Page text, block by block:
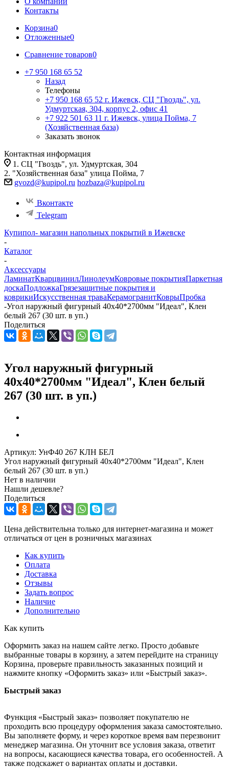
Контакты
Корзина0
Отложенные0
Сравнение товаров0
+7 950 168 65 52
Назад
Телефоны
+7 950 168 65 52 г. Ижевск, СЦ "Гвоздь", ул.
Удмуртская, 304, корпус 2, офис 41
+7 922 501 63 11 г. Ижевск, улица Пойма, 7
(Хозяйственная база)
Заказать звонок
Контактная информация
1. СЦ "Гвоздь", ул. Удмуртская, 304
2. "Хозяйственная база" улица Пойма, 7
gvozd@kupipol.ru hozbaza@kupipol.ru
Вконтакте
Telegram
Купипол- магазин напольных покрытий в Ижевске
-
Каталог
-
Аксессуары
ЛаминатКварцвинилЛинолеумКовровые покрытияПаркетная
доскаПодложкаГрязезащитные покрытия и
коврикиИскусственная траваКерамогранитКоврыПробка
-Угол наружный фигурный 40х40*2700мм "Идеал", Клен
белый 267 (30 шт. в уп.)
Поделиться
Угол наружный фигурный
40х40*2700мм "Идеал", Клен белый
267 (30 шт. в уп.)
Артикул: УнФ40 267 КЛН БЕЛ
Угол наружный фигурный 40х40*2700мм "Идеал", Клен
белый 267 (30 шт. в уп.)
Нет в наличии
Нашли дешевле?
Поделиться
Цена действительна только для интернет-магазина и может
отличаться от цен в розничных магазинах
Как купить
Оплата
Доставка
Отзывы
Задать вопрос
Наличие
Дополнительно
Как купить
Оформить заказ на нашем сайте легко. Просто добавьте
выбранные товары в корзину, а затем перейдите на страницу
Корзина, проверьте правильность заказанных позиций и
нажмите кнопку «Оформить заказ» или «Быстрый заказ».
Быстрый заказ
Функция «Быстрый заказ» позволяет покупателю не
проходить всю процедуру оформления заказа самостоятельно.
Вы заполняете форму, и через короткое время вам перезвонит
менеджер магазина. Он уточнит все условия заказа, ответит
на вопросы, касающиеся качества товара, его особенностей. А
также подскажет о вариантах оплаты и доставки.